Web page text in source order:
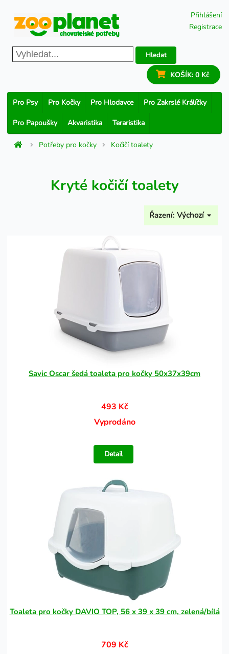
Přihlášení
Registrace
Hledat
KOŠÍK: 0 Kč
Pro Psy Pro Kočky Pro Hlodavce Pro Zakrslé Králíčky
Pro Papoušky Akvaristika Teraristika
Potřeby pro kočky Kočičí toalety
Kryté kočičí toalety
Řazení: Výchozí
Savic Oscar šedá toaleta pro kočky 50x37x39cm
493 Kč
Vyprodáno
Detail
Toaleta pro kočky DAVIO TOP, 56 x 39 x 39 cm, zelená/bílá
709 Kč